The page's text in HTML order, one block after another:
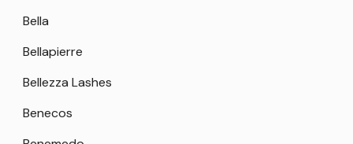
Bella
Bellapierre
Bellezza Lashes
Benecos